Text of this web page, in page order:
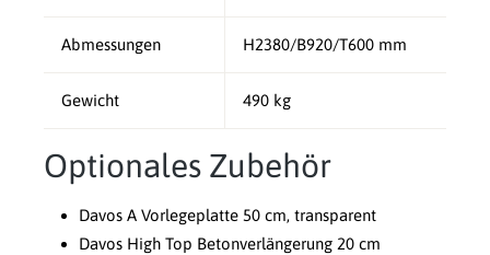
Abmessungen H2380/B920/T600 mm
Gewicht 490 kg
Optionales Zubehör
Davos A Vorlegeplatte 50 cm, transparent
Davos High Top Betonverlängerung 20 cm